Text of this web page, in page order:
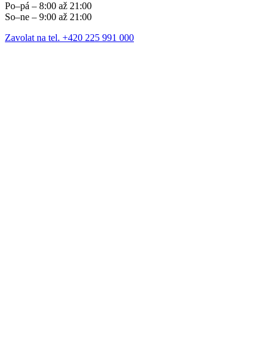
Po–pá – 8:00 až 21:00
So–ne – 9:00 až 21:00
Zavolat na tel. +420 225 991 000